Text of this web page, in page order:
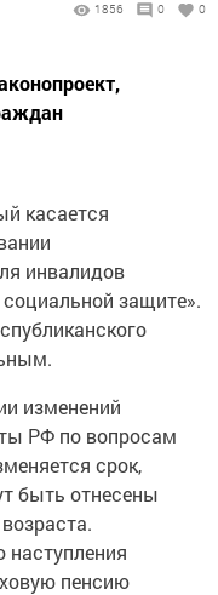
1856 0 0
касается
инвалидов
защите».
изменений
РФ по вопросам
срок,
быть отнесены
наступления
пенсию